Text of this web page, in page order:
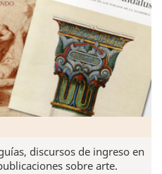
discursos de ingreso en
sobre arte.